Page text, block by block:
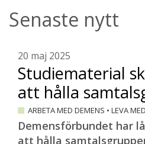
Senaste nytt
20 maj 2025
Studiematerial
att hålla
ARBETA MED DEMENS • LEVA
Demensförbundet har
att hålla